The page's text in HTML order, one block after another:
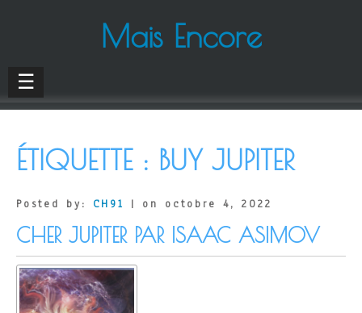
Mais Encore
☰
ÉTIQUETTE : BUY JUPITER
Posted by: CH91 | on octobre 4, 2022
CHER JUPITER PAR ISAAC ASIMOV